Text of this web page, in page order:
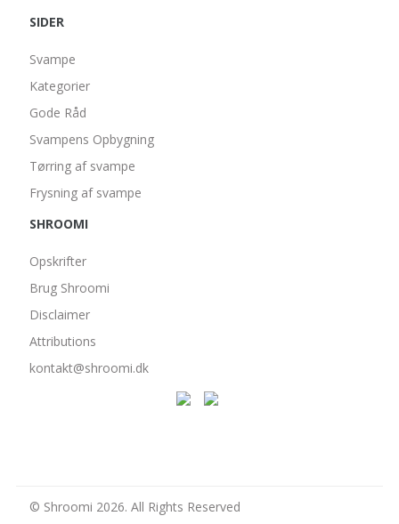
SIDER
Svampe
Kategorier
Gode Råd
Svampens Opbygning
Tørring af svampe
Frysning af svampe
SHROOMI
Opskrifter
Brug Shroomi
Disclaimer
Attributions
kontakt@shroomi.dk
© Shroomi 2026. All Rights Reserved